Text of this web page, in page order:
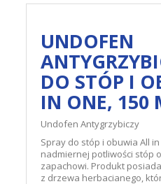
UNDOFEN
DO STÓP I
IN ONE, 150
Undofen Antygrzybiczy
Spray do stóp i obuwia All
nadmiernej potliwości stóp
zapachowi. Produkt
z drzewa herbacianego,